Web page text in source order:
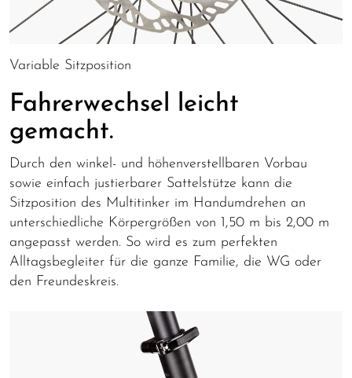
Variable Sitzposition
Fahrerwechsel leicht
gemacht.
Durch den winkel- und höhenverstellbaren Vorbau
sowie einfach justierbarer Sattelstütze kann die
Sitzposition des Multitinker im Handumdrehen an
unterschiedliche Körpergrößen von 1,50 m bis 2,00 m
angepasst werden. So wird es zum perfekten
Alltagsbegleiter für die ganze Familie, die WG oder
den Freundeskreis.